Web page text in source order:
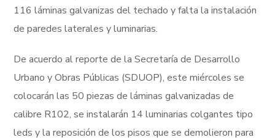
116 láminas galvanizas del techado y falta la instalación
de paredes laterales y luminarias.
De acuerdo al reporte de la Secretaría de Desarrollo
Urbano y Obras Públicas (SDUOP), este miércoles se
colocarán las 50 piezas de láminas galvanizadas de
calibre R102, se instalarán 14 luminarias colgantes tipo
leds y la reposición de los pisos que se demolieron para